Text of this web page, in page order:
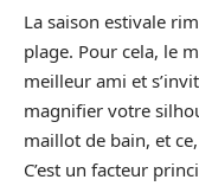
La saison estivale
plage. Pour cela, le
meilleur ami et
magnifier votre
maillot de bain, et
C’est un facteur